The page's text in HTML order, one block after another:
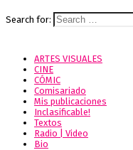
Search for:
ARTES VISUALES
CINE
CÓMIC
Comisariado
Mis publicaciones
Inclasificable!
Textos
Radio | Video
Bio